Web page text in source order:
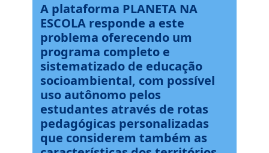
A plataforma PLANETA NA
ESCOLA responde a este
problema oferecendo um
programa completo e
sistematizado de educação
socioambiental, com possível
uso autônomo pelos
estudantes através de rotas
pedagógicas personalizadas
que considerem também as